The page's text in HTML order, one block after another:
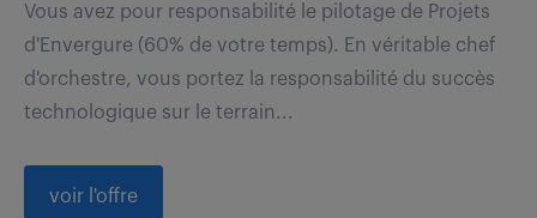
Vous avez pour responsabilité le pilotage de Projets
d'Envergure (60% de votre temps). En véritable chef
d'orchestre, vous portez la responsabilité du succès
technologique sur le terrain...
voir l'offre